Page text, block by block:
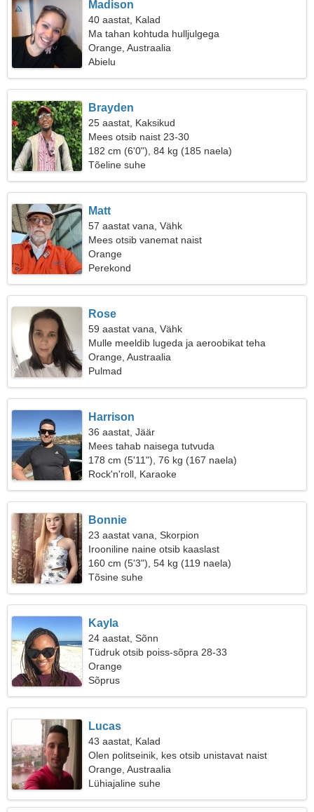
Madison
40 aastat, Kalad
Ma tahan kohtuda hulljulgega
Orange, Austraalia
Abielu
Brayden
25 aastat, Kaksikud
Mees otsib naist 23-30
182 cm (6'0"), 84 kg (185 naela)
Tõeline suhe
Matt
57 aastat vana, Vähk
Mees otsib vanemat naist
Orange
Perekond
Rose
59 aastat vana, Vähk
Mulle meeldib lugeda ja aeroobikat teha
Orange, Austraalia
Pulmad
Harrison
36 aastat, Jäär
Mees tahab naisega tutvuda
178 cm (5'11"), 76 kg (167 naela)
Rock'n'roll, Karaoke
Bonnie
23 aastat vana, Skorpion
Irooniline naine otsib kaaslast
160 cm (5'3"), 54 kg (119 naela)
Tõsine suhe
Kayla
24 aastat, Sõnn
Tüdruk otsib poiss-sõpra 28-33
Orange
Sõprus
Lucas
43 aastat, Kalad
Olen politseinik, kes otsib unistavat naist
Orange, Austraalia
Lühiajaline suhe